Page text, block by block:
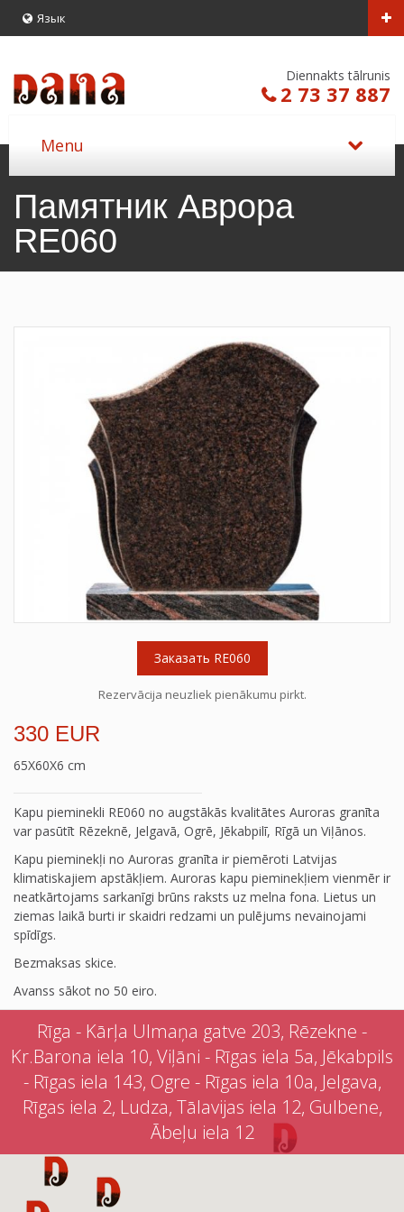
Язык
Diennakts tālrunis
2 73 37 887
Памятник Аврора
RE060
Заказать RE060
Rezervācija neuzliek pienākumu pirkt.
330 EUR
65X60X6 cm
Kapu pieminekli RE060 no augstākās kvalitātes Auroras granīta
var pasūtīt Rēzeknē, Jelgavā, Ogrē, Jēkabpilī, Rīgā un Viļānos.
Kapu pieminekļi no Auroras granīta ir piemēroti Latvijas
klimatiskajiem apstākļiem. Auroras kapu pieminekļiem vienmēr ir
neatkārtojams sarkanīgi brūns raksts uz melna fona. Lietus un
ziemas laikā burti ir skaidri redzami un pulējums nevainojami
spīdīgs.
Bezmaksas skice.
Avanss sākot no 50 eiro.
Rīga - Kārļa Ulmaņa gatve 203, Rēzekne -
Kr.Barona iela 10, Viļāni - Rīgas iela 5a, Jēkabpils
- Rīgas iela 143, Ogre - Rīgas iela 10a, Jelgava,
Rīgas iela 2, Ludza, Tālavijas iela 12, Gulbene,
Ābeļu iela 12